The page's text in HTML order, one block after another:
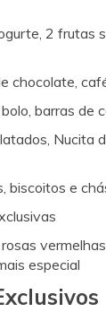
2 frutas
chocolate,
barras de
Nucita
biscoitos e
especial